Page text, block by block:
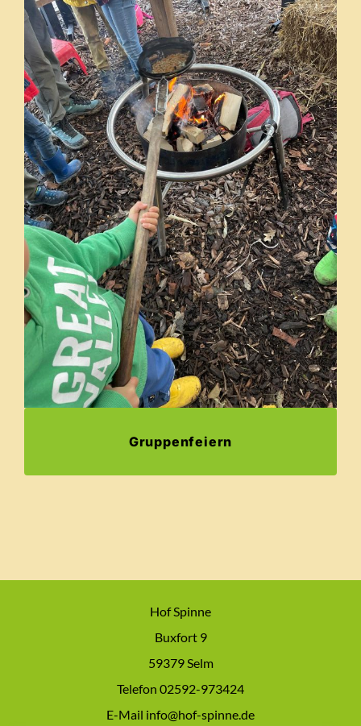
Gruppenfeiern
Hof Spinne
Buxfort 9
59379 Selm
Telefon 02592-973424
E-Mail info@hof-spinne.de